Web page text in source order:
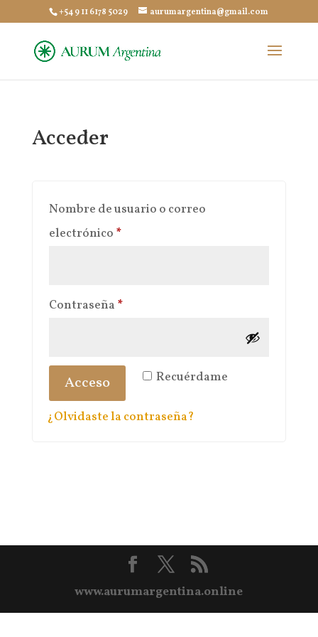
+54 9 11 6178 5029 aurumargentina@gmail.com
Acceder
Nombre de usuario o correo
electrónico *Obligatorio
Contraseña *Obligatorio
Recuérdame
Acceso
¿Olvidaste la contraseña?
www.aurumargentina.online